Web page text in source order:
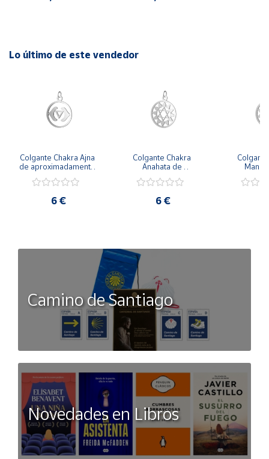
Lo último de este vendedor
Colgante Chakra Ajna
de aproximadamente
6 €
Colgante Chakra
Anahata de
mm de diámetro
6 €
mm de
Camino de Santiago
Novedades en Libros